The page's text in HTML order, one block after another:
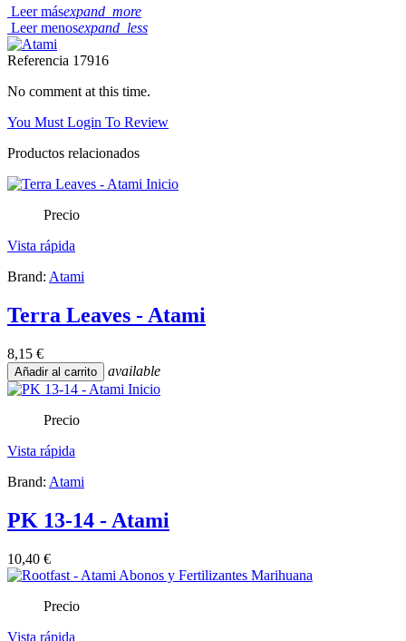
Leer másexpand_more
Leer menosexpand_less
Referencia 17916
No comment at this time.
You Must Login To Review
Productos relacionados
Precio
Vista rápida
Brand: Atami
Terra Leaves - Atami
8,15 €
Añadir al carrito available
Precio
Vista rápida
Brand: Atami
PK 13-14 - Atami
10,40 €
Precio
Vista rápida